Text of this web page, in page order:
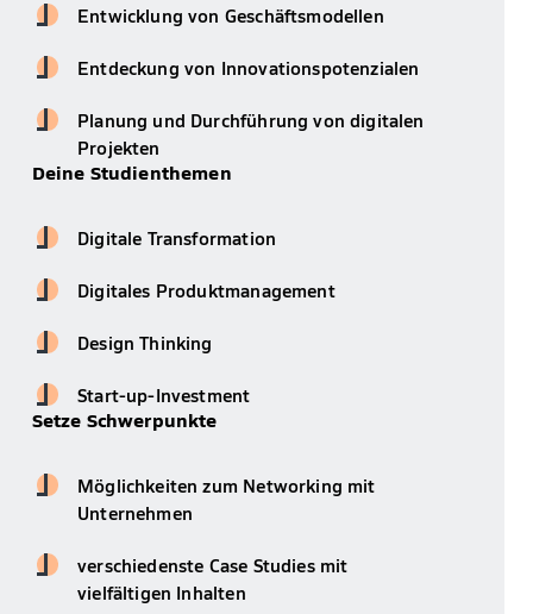
Entwicklung von Geschäftsmodellen
Entdeckung von Innovationspotenzialen
Planung und Durchführung von digitalen
Projekten
Deine Studienthemen
Digitale Transformation
Digitales Produktmanagement
Design Thinking
Start-up-Investment
Setze Schwerpunkte
Möglichkeiten zum Networking mit
Unternehmen
verschiedenste Case Studies mit
vielfältigen Inhalten